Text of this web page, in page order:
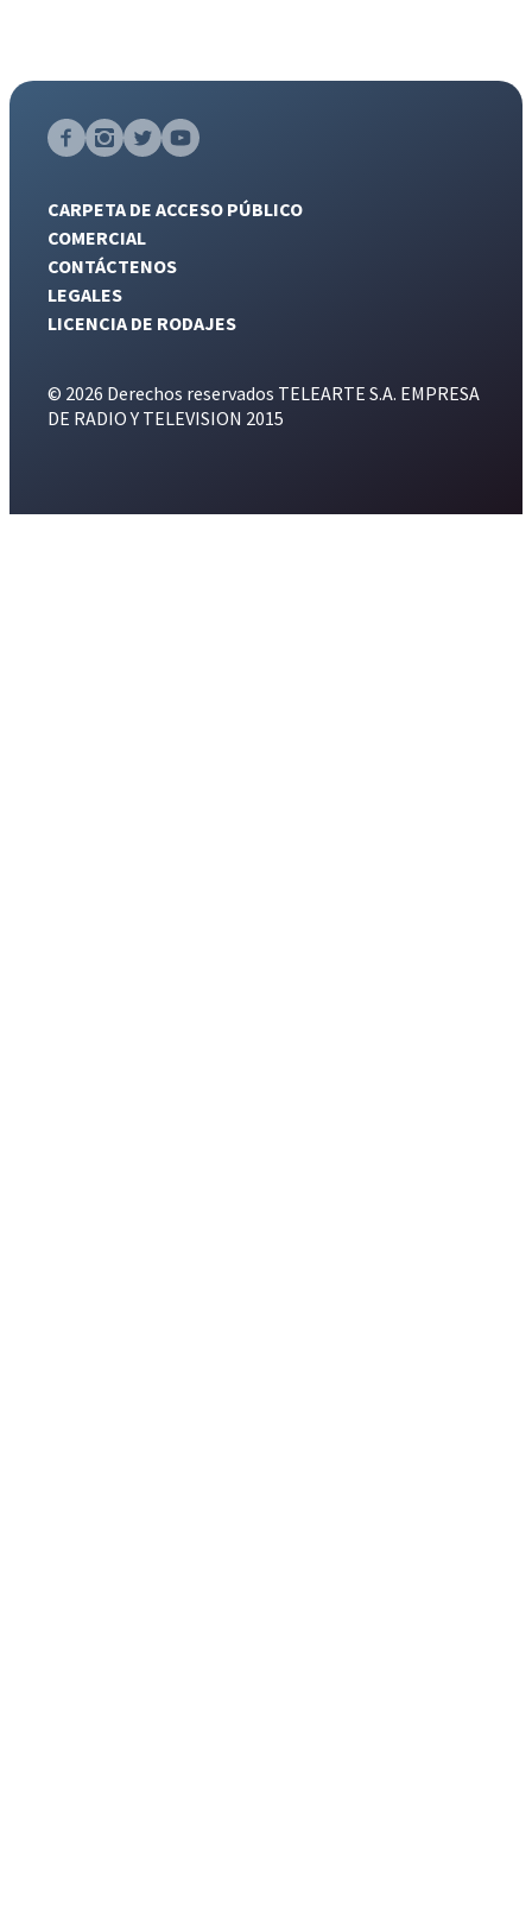
CARPETA DE ACCESO PÚBLICO
COMERCIAL
CONTÁCTENOS
LEGALES
LICENCIA DE RODAJES
© 2026 Derechos reservados TELEARTE S.A. EMPRESA
DE RADIO Y TELEVISION 2015